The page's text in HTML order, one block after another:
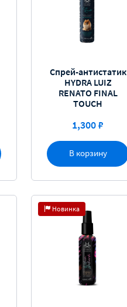
В корзину
Спрей-антистатик
HYDRA LUIZ
RENATO FINAL
TOUCH
1,300 ₽
Новинка